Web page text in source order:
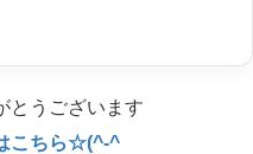
とうございます
こちら☆(^-^